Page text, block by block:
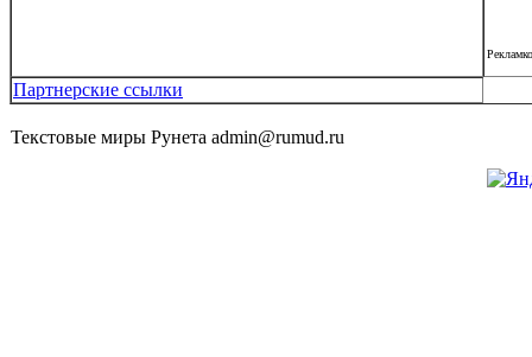
Рекламко
Партнерские ссылки
Текстовые миры Рунета admin@rumud.ru